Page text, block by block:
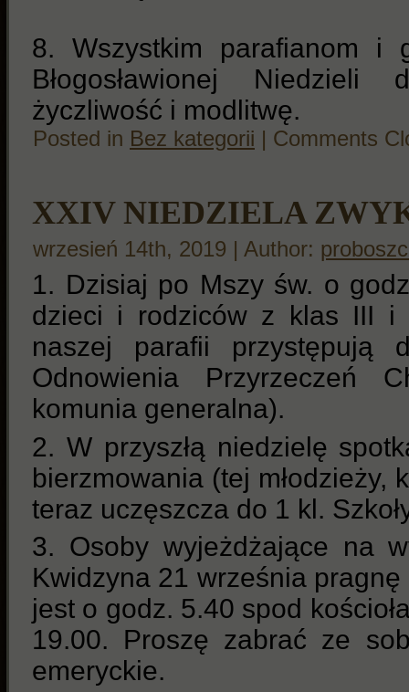
8. Wszystkim parafianom i
Błogosławionej
życzliwość i modlitwę.
Posted in Bez kategorii | Comments
XXIV NIEDZIELA
wrzesień 14th, 2019 | Author:
1. Dzisiaj po Mszy św. o
dzieci i rodziców z klas III
naszej parafii
Odnowienia Przyrzeczeń
komunia generalna).
2. W przyszłą niedzielę
bierzmowania (tej młodzieży,
teraz uczęszcza do 1 kl.
3. Osoby wyjeżdżające na
Kwidzyna 21 września
jest o godz. 5.40 spod
19.00. Proszę zabrać ze
emeryckie.